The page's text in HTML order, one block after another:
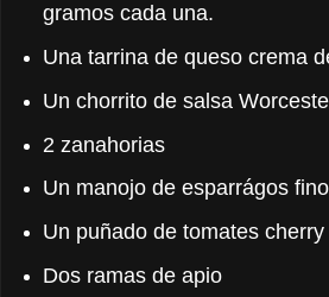
gramos cada una.
Una tarrina de queso crema
Un chorrito de salsa
2 zanahorias
Un manojo de esparrágos
Un puñado de tomates cherry
Dos ramas de apio